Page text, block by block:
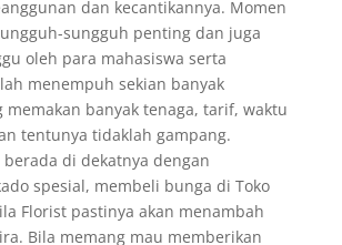
dan kecantikannya. Momen
sungguh penting dan juga
oleh para mahasiswa serta
menempuh sekian banyak
memakan banyak tenaga, tarif, waktu
tentunya tidaklah gampang.
berada di dekatnya dengan
spesial, membeli bunga di Toko
Florist pastinya akan menambah
Bila memang mau memberikan